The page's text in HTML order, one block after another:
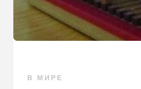
В МИРЕ